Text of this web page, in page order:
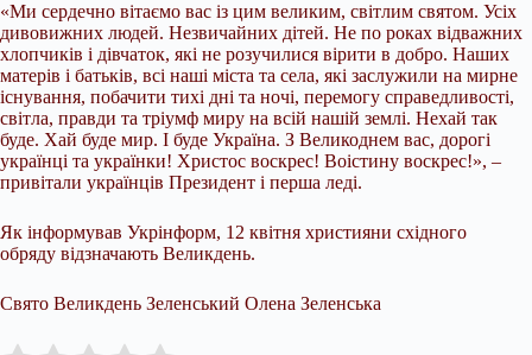
«Ми сердечно вітаємо вас із цим великим, світлим святом. Усіх
дивовижних людей. Незвичайних дітей. Не по роках відважних
хлопчиків і дівчаток, які не розучилися вірити в добро. Наших
матерів і батьків, всі наші міста та села, які заслужили на мирне
існування, побачити тихі дні та ночі, перемогу справедливості,
світла, правди та тріумф миру на всій нашій землі. Нехай так
буде. Хай буде мир. І буде Україна. З Великоднем вас, дорогі
українці та українки! Христос воскрес! Воістину воскрес!», –
привітали українців Президент і перша леді.
Як інформував Укрінформ, 12 квітня християни східного
обряду відзначають Великдень.
Свято Великдень Зеленський Олена Зеленська